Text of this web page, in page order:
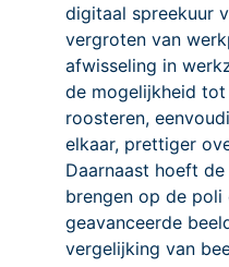
digitaal spreekuur
vergroten van
afwisseling in
de mogelijkheid
roosteren,
elkaar, prettiger
Daarnaast hoeft
brengen op de
geavanceerde
vergelijking van